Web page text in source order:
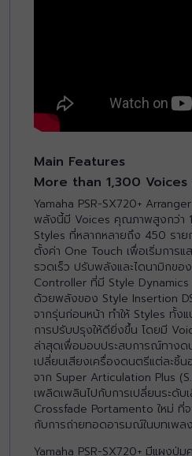
Main Features
More than 1,300
Yamaha PSR-SX720+
พลังนี้มี Voices คุณภาพสูงกว่า
Styles ที่หลากหลายถึง 450 รา
ตั้งค่า One Touch เพื่อเริ่มการ
รวดเร็ว ปรับพลังและไดนามิกข
Controller ที่มี Style Dynamics
ด้วยพลังของ Style Insertion
จากรุ่นก่อนหน้า ทำให้ Styles ทั้งแ
การปรับปรุงให้ดียิ่งขึ้น โดยมี
ล่าสุดเพื่อมอบประสบการณ์ทาง
เปลี่ยนเสียงเครื่องดนตรีแต่ละชิ้
จาก Super Articulation Plus
เพลิดเพลินไปกับการเปลี่ยนระดับ
Crossfade Portamento ใหม่ ที่
กับการถ่ายทอดอารมณ์ในบทเพ
Yamaha PSR-SX720+ มีแผงปุ่